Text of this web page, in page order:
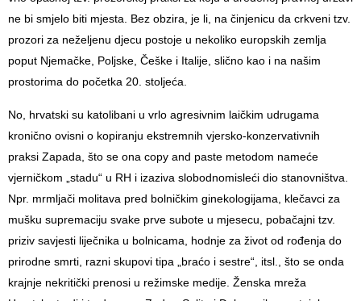
ne bi smjelo biti mjesta. Bez obzira, je li, na činjenicu da crkveni tzv.
prozori za neželjenu djecu postoje u nekoliko europskih zemlja
poput Njemačke, Poljske, Češke i Italije, slično kao i na našim
prostorima do početka 20. stoljeća.
No, hrvatski su katolibani u vrlo agresivnim laičkim udrugama
kronično ovisni o kopiranju ekstremnih vjersko-konzervativnih
praksi Zapada, što se ona copy and paste metodom nameće
vjerničkom „stadu“ u RH i izaziva slobodnomisleći dio stanovništva.
Npr. mrmljači molitava pred bolničkim ginekologijama, klečavci za
mušku supremaciju svake prve subote u mjesecu, pobačajni tzv.
priziv savjesti liječnika u bolnicama, hodnje za život od rođenja do
prirodne smrti, razni skupovi tipa „braćo i sestre“, itsl., što se onda
krajnje nekritički prenosi u režimske medije. Ženska mreža